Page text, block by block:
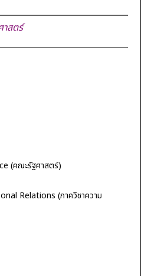
สตร์
(คณะรัฐศาสตร์)
Relations (ภาควิชาความ